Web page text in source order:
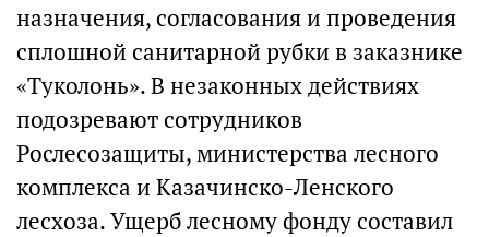
назначения, согласования и проведения
сплошной санитарной рубки в заказнике
«Туколонь». В незаконных действиях
подозревают сотрудников
Рослесозащиты, министерства лесного
комплекса и Казачинско-Ленского
лесхоза. Ущерб лесному фонду составил